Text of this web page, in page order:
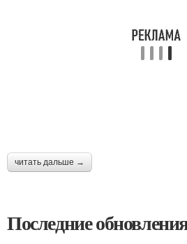
читать дальше →
Последние